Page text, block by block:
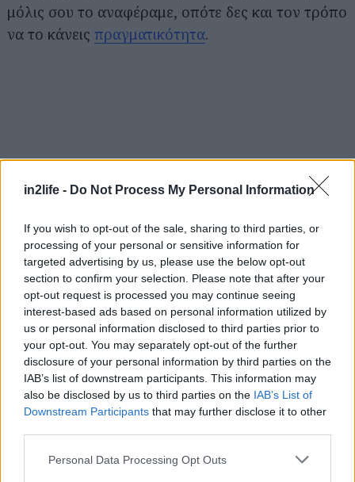
in2life - Do Not Process My Personal Information
If you wish to opt-out of the sale, sharing to third parties, or
processing of your personal or sensitive information for
targeted advertising by us, please use the below opt-out
section to confirm your selection. Please note that after your
opt-out request is processed you may continue seeing
interest-based ads based on personal information utilized by
us or personal information disclosed to third parties prior to
your opt-out. You may separately opt-out of the further
disclosure of your personal information by third parties on the
IAB’s list of downstream participants. This information may
also be disclosed by us to third parties on the IAB’s List of
Downstream Participants that may further disclose it to other
Please note that this website/app uses one or more Google
Personal Data Processing Opt Outs
μόλις σου το αναφέραμε, οπότε δες και τον τρόπο
να το κάνεις πραγματικότητα.
Αναζήτηση